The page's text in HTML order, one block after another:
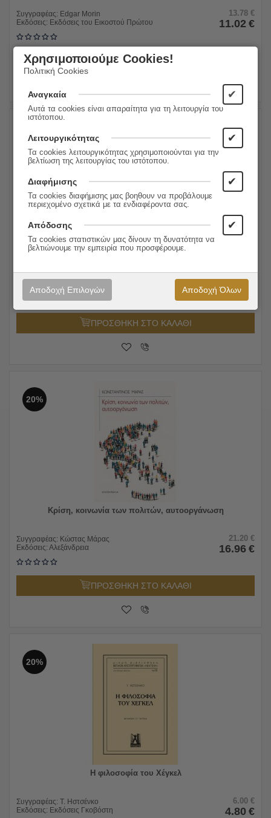
Συγγραφέας: Edgar Morin
Εκδόσεις: Εκδόσεις του Εικοστού Πρώτου
13.78 €
11.02 €
ΠΡΟΣΘΗΚΗ ΣΤΟ ΚΑΛΑΘΙ
20%
Όταν οι καλοί άνθρωποι σκέφτονται λάθος
Εκδόσεις:Διόπτρα
15.50 €
12.40
ΠΡΟΣΘΗΚΗ ΣΤΟ ΚΑΛΑΘΙ
20%
Κρίση, κοινωνία των πολιτών, αυτοοργάνωση
Συγγραφέας: Κώστας Μάρας
Εκδόσεις: Αλεξάνδρεια
21.20 €
16.96 €
ΠΡΟΣΘΗΚΗ ΣΤΟ ΚΑΛΑΘΙ
20%
Η φιλοσοφία του Χέγκελ
Συγγραφέας: Τ. Ηστσένκο
Εκδόσεις: Εκδόσεις Γκοβόστη
6.00 €
4.80 €
Χρησιμοποιούμε Cookies!
Πολιτική Cookies
Αναγκαία ✔
Αυτά τα cookies είναι απαραίτητα για τη λειτουργία του
ιστότοπου.
Λειτουργικότητας ✔
Τα cookies λειτουργικότητας χρησιμοποιούνται για την
βελτίωση της λειτουργίας του ιστότοπου.
Διαφήμισης ✔
Τα cookies διαφήμισης μας βοηθουν να προβάλουμε
περιεχομένο σχετικά με τα ενδιαφέροντα σας.
Απόδοσης ✔
Τα cookies στατιστικών μας δίνουν τη δυνατότητα να
βελτιώνουμε την εμπειρία που προσφέρουμε.
Αποδοχή Επιλογών Αποδοχή Όλων